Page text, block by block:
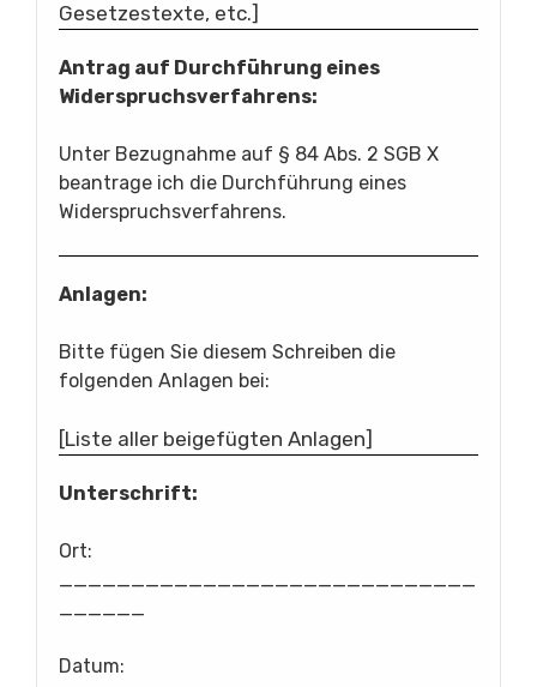
Gesetzestexte, etc.]
Antrag auf Durchführung eines
Widerspruchsverfahrens:
Unter Bezugnahme auf § 84 Abs. 2 SGB X
beantrage ich die Durchführung eines
Widerspruchsverfahrens.
Anlagen:
Bitte fügen Sie diesem Schreiben die
folgenden Anlagen bei:
[Liste aller beigefügten Anlagen]
Unterschrift:
Ort:
Datum: